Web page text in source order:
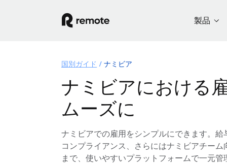
製品
国別ガイド ナミビア
ナミビアにおける
ムーズに
ナミビアでの雇用をシンプルにできます。
コンプライアンス、さらにはナミビアチー
まで、使いやすいプラットフォームで一元管